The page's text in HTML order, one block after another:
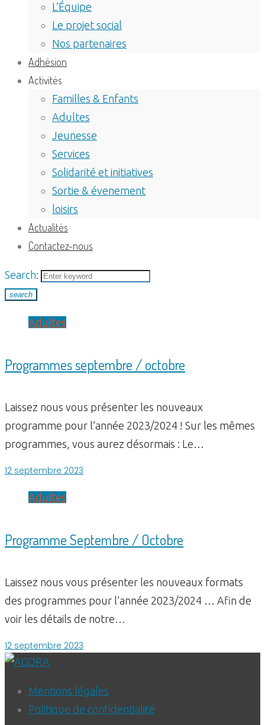
L’Équipe
Le projet social
Nos partenaires
Adhésion
Activités
Familles & Enfants
Adultes
Jeunesse
Services
Solidarité et initiatives
Sortie & évenement
loisirs
Actualités
Contactez-nous
Search:
search
Étiquette :
Adultes
Programmes septembre / octobre
Laissez nous vous présenter les nouveaux
programme pour l’année 2023/2024 ! Sur les mêmes
programmes, vous aurez désormais : Le…
12 septembre 2023
Adultes
Programme Septembre / Octobre
Laissez nous vous présenter les nouveaux formats
des programmes pour l’année 2023/2024 … Afin de
voir les détails de notre…
12 septembre 2023
Mentions légales
Politique de confidentialité